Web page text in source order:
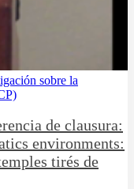
sobre la
de clausura:
environments:
tirés de